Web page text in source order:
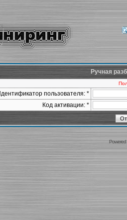
Ручная
пользователя: *
Код активации: *